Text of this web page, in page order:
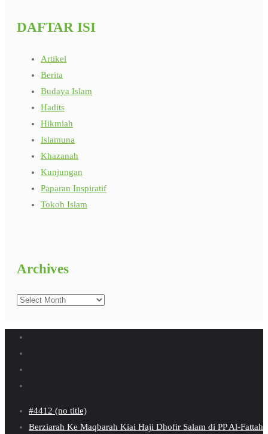
DAFTAR ISI
Artikel
Berita
Budaya Islam
Hadits
Hikmiah
Islamuna
Khazanah
Kunjungan
Paparan Inspiratif
Tokoh Islam
Archives
Archives
#4412 (no title)
Berziarah Ke Maqbarah Kiai Haji Dhofir Salam di PP Al-Fattah